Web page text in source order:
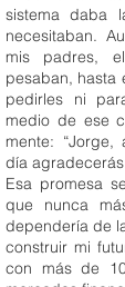
sistema daba
necesitaban.
mis padres,
pesaban, hasta
pedirles ni
medio de ese
mente:
día
Esa promesa
que nunca
dependería de
construir mi
con más de